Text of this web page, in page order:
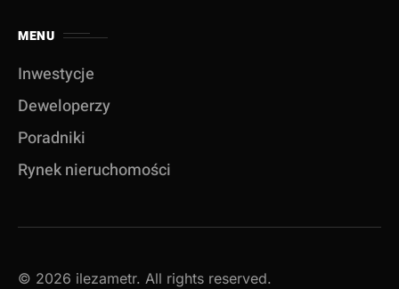
MENU
Inwestycje
Deweloperzy
Poradniki
Rynek nieruchomości
© 2026 ilezametr. All rights reserved.